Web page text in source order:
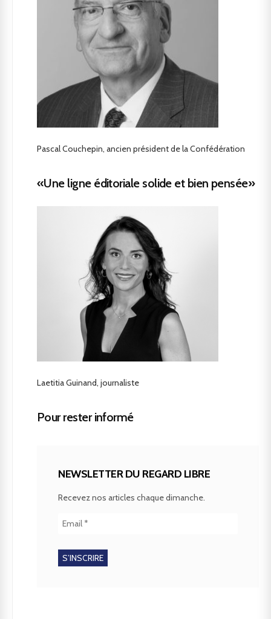
Pascal Couchepin, ancien président de la Confédération
«Une ligne éditoriale solide et bien pensée»
Laetitia Guinand, journaliste
Pour rester informé
NEWSLETTER DU REGARD LIBRE
Recevez nos articles chaque dimanche.